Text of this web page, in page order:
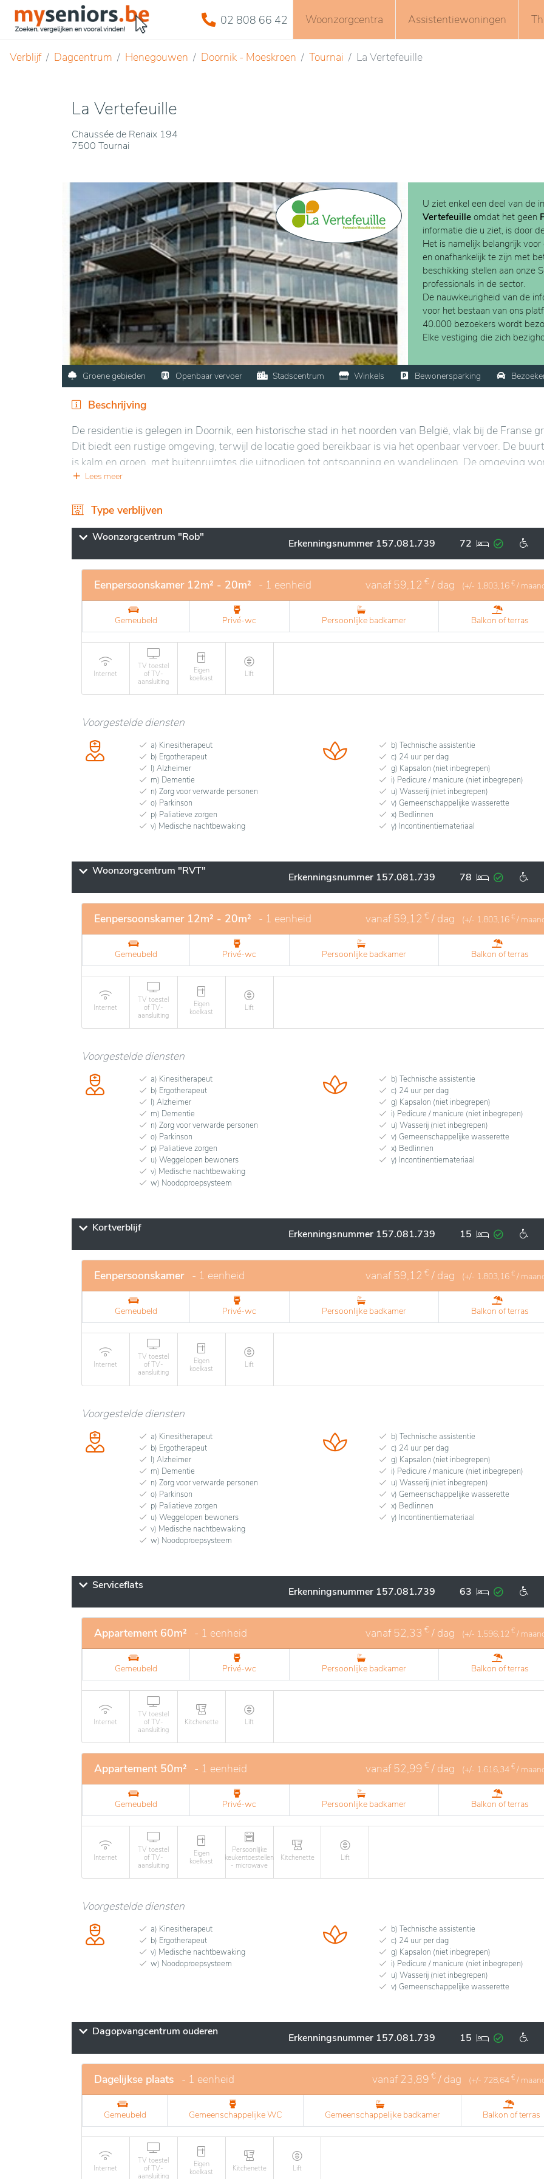
02 808 66 42 Woonzorgcentra Assistentiewoningen
Verblijf Dagcentrum Henegouwen Doornik - Moeskroen Tournai La Vertefeuille
La Vertefeuille
Chaussée de Renaix 194
7500 Tournai
U ziet enkel een deel van de
Vertefeuille omdat het geen
informatie die u ziet, is door
Het is namelijk belangrijk
en onafhankelijk te zijn met
beschikking stellen aan onze
professionals in de sector.
De nauwkeurigheid van de
voor het bestaan van ons
40.000 bezoekers wordt
Elke vestiging die zich
Groene gebieden Openbaar vervoer Stadscentrum Winkels Bewonersparking
Beschrijving
De residentie is gelegen in Doornik, een historische stad in het noorden van België, vlak bij de Franse
Dit biedt een rustige omgeving, terwijl de locatie goed bereikbaar is via het openbaar vervoer. De
is kalm en groen, met buitenruimtes die uitnodigen tot ontspanning en wandelingen. De omgeving
gekarakteriseerd door parken en tuinen, wat een rustgevende sfeer voor de bewoners creëert. De
diensten, makkelijk toegankelijk zijn.
De faciliteiten zijn modern en aangepast aan de behoeften van de bewoners, met comfortabele
het dagelijks leven, ruime kamers en uitrusting die het welzijn waarborgen. De aangeboden diensten
gevarieerd, met persoonlijke zorg en recreatieve activiteiten die sociale interactie en de levenskwaliteit
bevorderen.
Lees meer
Type verblijven
Woonzorgcentrum "Rob" Erkenningsnummer 157.081.739 72
Eenpersoonskamer 12m² - 20m² - 1 eenheid vanaf 59,12 € / dag (+/- 1.803,16 € /
Gemeubeld Privé-wc Persoonlijke badkamer Balkon of terras
Internet
TV toestel
of TV-
aansluiting
Eigen
koelkast
Lift
Voorgestelde diensten
a) Kinesitherapeut
b) Ergotherapeut
l) Alzheimer
m) Dementie
n) Zorg voor verwarde personen
o) Parkinson
p) Paliatieve zorgen
v) Medische nachtbewaking
b) Technische assistentie
c) 24 uur per dag
g) Kapsalon (niet inbegrepen)
i) Pedicure / manicure (niet inbegrepen)
u) Wasserij (niet inbegrepen)
v) Gemeenschappelijke wasserette
x) Bedlinnen
y) Incontinentiemateriaal
Woonzorgcentrum "RVT" Erkenningsnummer 157.081.739 78
Eenpersoonskamer 12m² - 20m² - 1 eenheid vanaf 59,12 € / dag (+/- 1.803,16 € /
Gemeubeld Privé-wc Persoonlijke badkamer Balkon of terras
Internet
TV toestel
of TV-
aansluiting
Eigen
koelkast
Lift
Voorgestelde diensten
a) Kinesitherapeut
b) Ergotherapeut
l) Alzheimer
m) Dementie
n) Zorg voor verwarde personen
o) Parkinson
p) Paliatieve zorgen
u) Weggelopen bewoners
v) Medische nachtbewaking
w) Noodoproepsysteem
b) Technische assistentie
c) 24 uur per dag
g) Kapsalon (niet inbegrepen)
i) Pedicure / manicure (niet inbegrepen)
u) Wasserij (niet inbegrepen)
v) Gemeenschappelijke wasserette
x) Bedlinnen
y) Incontinentiemateriaal
Kortverblijf Erkenningsnummer 157.081.739 15
Eenpersoonskamer - 1 eenheid vanaf 59,12 € / dag (+/- 1.803,16 € /
Gemeubeld Privé-wc Persoonlijke badkamer Balkon of terras
Internet
TV toestel
of TV-
aansluiting
Eigen
koelkast
Lift
Voorgestelde diensten
a) Kinesitherapeut
b) Ergotherapeut
l) Alzheimer
m) Dementie
n) Zorg voor verwarde personen
o) Parkinson
p) Paliatieve zorgen
u) Weggelopen bewoners
v) Medische nachtbewaking
w) Noodoproepsysteem
b) Technische assistentie
c) 24 uur per dag
g) Kapsalon (niet inbegrepen)
i) Pedicure / manicure (niet inbegrepen)
u) Wasserij (niet inbegrepen)
v) Gemeenschappelijke wasserette
x) Bedlinnen
y) Incontinentiemateriaal
Serviceflats Erkenningsnummer 157.081.739 63
Appartement 60m² - 1 eenheid vanaf 52,33 € / dag (+/- 1.596,12 € /
Gemeubeld Privé-wc Persoonlijke badkamer Balkon of terras
Internet
TV toestel
of TV-
aansluiting
Kitchenette Lift
Appartement 50m² - 1 eenheid vanaf 52,99 € / dag (+/- 1.616,34 € /
Gemeubeld Privé-wc Persoonlijke badkamer Balkon of terras
Internet
TV toestel
of TV-
aansluiting
Eigen
koelkast
Persoonlijke
keukentoestellen
- microwave
Kitchenette Lift
Voorgestelde diensten
a) Kinesitherapeut
b) Ergotherapeut
v) Medische nachtbewaking
w) Noodoproepsysteem
b) Technische assistentie
c) 24 uur per dag
g) Kapsalon (niet inbegrepen)
i) Pedicure / manicure (niet inbegrepen)
u) Wasserij (niet inbegrepen)
v) Gemeenschappelijke wasserette
Dagopvangcentrum ouderen Erkenningsnummer 157.081.739 15
Dagelijkse plaats - 1 eenheid vanaf23,89 € / dag (+/- 728,64 € /
Gemeubeld Gemeenschappelijke WC Gemeenschappelijke badkamer Balkon of terras
Internet
TV toestel
of TV-
aansluiting
Eigen
koelkast
Kitchenette Lift